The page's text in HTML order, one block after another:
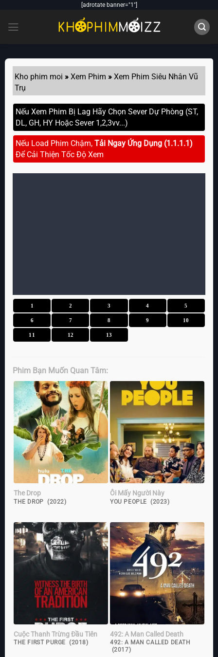
content
[adrotate banner="1"]
Kho phim moi »Xem Phim »Xem Phim Siêu Nhân Vũ
Trụ
Nếu Xem Phim Bị Lag Hãy Chọn Sever Dự Phòng (ST,
DL, GH, HY Hoặc Sever 1,2,3vv...)
Nếu Load Phim Chậm,Tải Ngay Ứng Dụng (1.1.1.1)
Để Cải Thiện Tốc Độ Xem
1 2 3 4 5
6 7 8 9 10
11 12 13
Phim Bạn Muốn Quan Tâm:
The Drop
THE DROP (2022)
Ôi Mấy Người Này
YOU PEOPLE (2023)
Cuộc Thanh Trừng Đầu Tiên
THE FIRST PURGE (2018)
492: A Man Called Death
492: A MAN CALLED DEATH
(2017)